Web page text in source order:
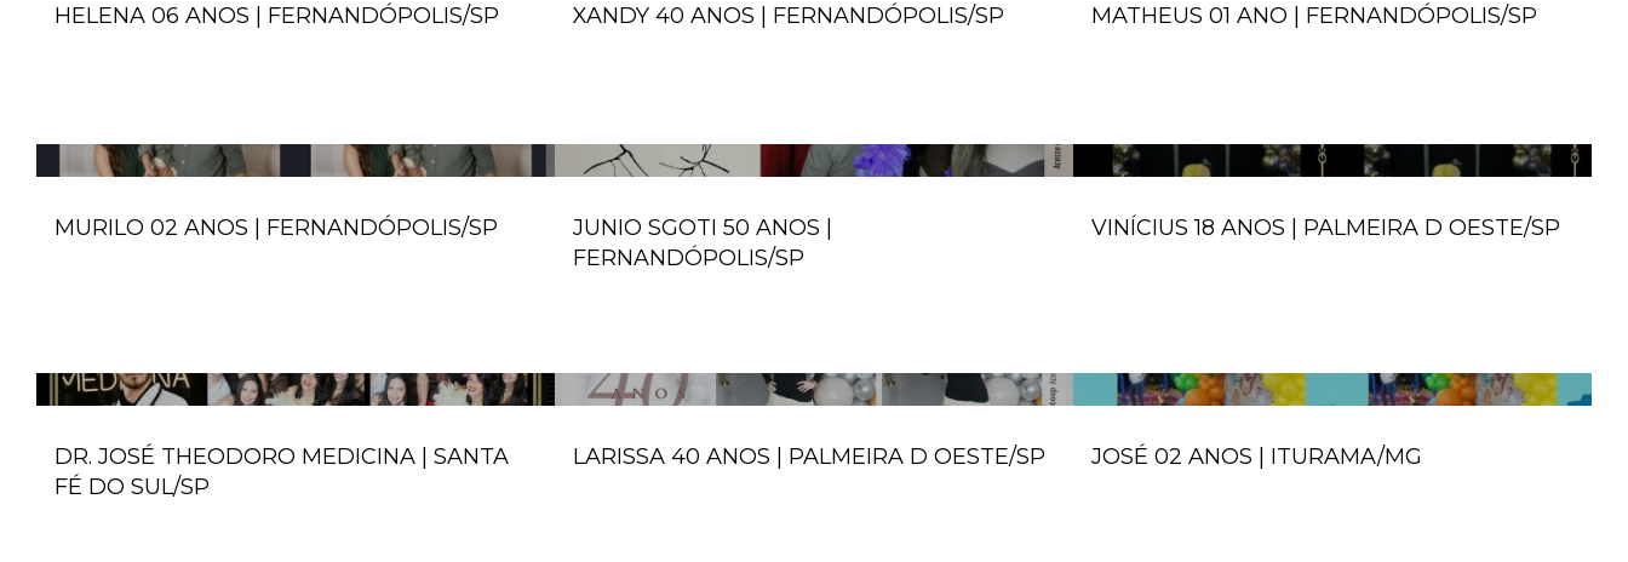
HELENA 06 ANOS | FERNANDÓPOLIS/SP XANDY 40 ANOS | FERNANDÓPOLIS/SP MATHEUS 01 ANO | FERNANDÓPOLIS/SP
MURILO 02 ANOS | FERNANDÓPOLIS/SP
JUNIO SGOTI 50 ANOS |
FERNANDÓPOLIS/SP
VINÍCIUS 18 ANOS | PALMEIRA D OESTE/SP
DR. JOSÉ THEODORO MEDICINA | SANTA
FÉ DO SUL/SP
LARISSA 40 ANOS | PALMEIRA D OESTE/SP JOSÉ 02 ANOS | ITURAMA/MG